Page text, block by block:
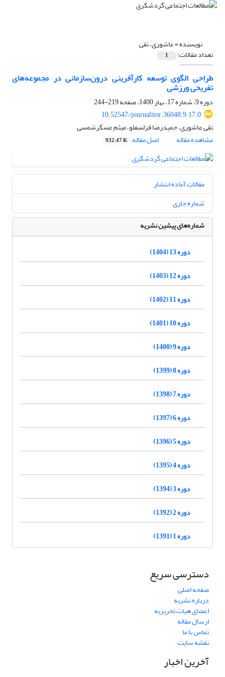
نویسنده =عاشوری، تقی
تعداد مقالات: 1
طراحی الگوی توسعه کارآفرینی درون‌سازمانی در مجموعه‌های
تفریحی ورزشی
دوره 9، شماره 17، بهار 1400، صفحه
219-244
10.52547/journalitor.36048.9.17.0
تقی عاشوری، حمیدرضا قزلسفلو، میثم عسگرشمسی
مشاهده مقاله
اصل مقاله 932.47 K
مقالات آماده انتشار
شماره جاری
شماره‌های پیشین نشریه
دوره 13 (1404)
دوره 12 (1403)
دوره 11 (1402)
دوره 10 (1401)
دوره 9 (1400)
دوره 8 (1399)
دوره 7 (1398)
دوره 6 (1397)
دوره 5 (1396)
دوره 4 (1395)
دوره 3 (1394)
دوره 2 (1392)
دوره 1 (1391)
دسترسی سریع
صفحه اصلی
درباره نشریه
اعضای هیات تحریریه
ارسال مقاله
تماس با ما
نقشه سایت
آخرین اخبار